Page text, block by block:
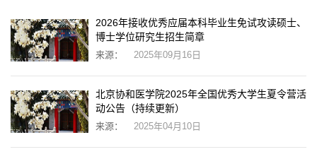
2026年接收优秀应届本科毕业生免试攻读硕士、
博士学位研究生招生简章
来源： 2025年09月16日
北京协和医学院2025年全国优秀大学生夏令营活
动公告（持续更新）
来源： 2025年04月10日